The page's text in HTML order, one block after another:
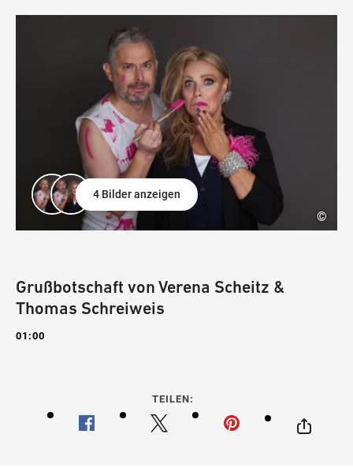
©
4 Bilder anzeigen
Grußbotschaft von Verena Scheitz &
Thomas Schreiweis
01:00
TEILEN: